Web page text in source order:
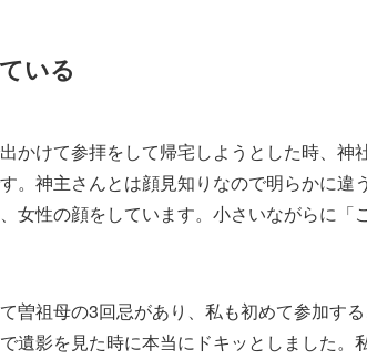
いる
かけて参拝をして帰宅しようとした時、神
。神主さんとは顔見知りなので明らかに違
女性の顔をしています。小さいながらに「
曽祖母の3回忌があり、私も初めて参加す
遺影を見た時に本当にドキッとしました。